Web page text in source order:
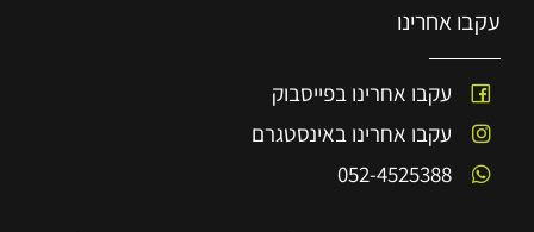
עקבו אחרינו
עקבו אחרינו בפייסבוק
עקבו אחרינו באינסטגרם
052-4525388